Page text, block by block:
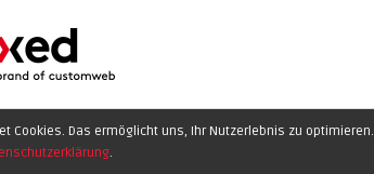
Cookies. Das ermöglicht uns, Ihr Nutzerlebnis zu
.